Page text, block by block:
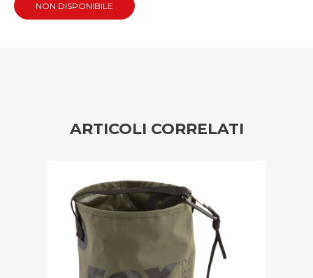
NON DISPONIBILE
ARTICOLI CORRELATI